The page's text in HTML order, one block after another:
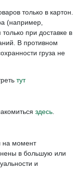
только в картон.
(например,
при доставке в
В противном
груза не
тут
здесь.
на момент
в большую или
и